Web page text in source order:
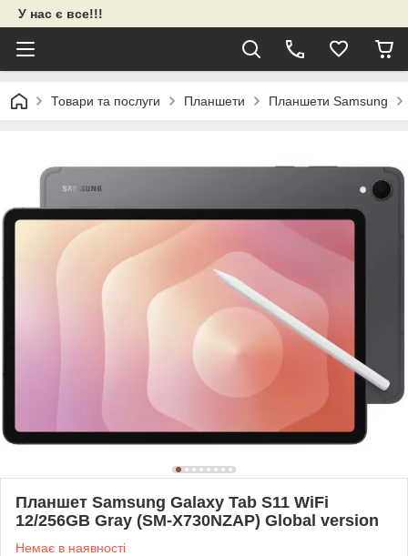
У нас є все!!!
Товари та послуги Планшети Планшети Samsung
Планшет Samsung Galaxy Tab S11 WiFi
12/256GB Gray (SM-X730NZAP) Global version
Немає в наявності